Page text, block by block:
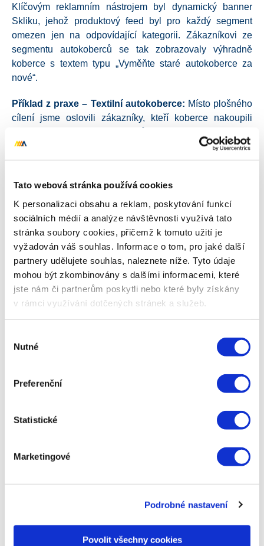
Tato webová stránka používá cookies
K personalizaci obsahu a reklam, poskytování funkcí
sociálních médií a analýze návštěvnosti využívá tato
stránka soubory cookies, přičemž k tomuto užití je
vyžadován váš souhlas. Informace o tom, pro jaké další
partnery udělujete souhlas, naleznete níže. Tyto údaje
mohou být zkombinovány s dalšími informacemi, které
jste nám či partnerům poskytli nebo které byly získány
v rámci využívání dotčených stránek a služeb.
souhlasu
Nutné
Preferenční
Statistické
Marketingové
Podrobné nastavení
Povolit všechny cookies
Klíčovým reklamním nástrojem byl dynamický banner
Skliku, jehož produktový feed byl pro každý segment
omezen jen na odpovídající kategorii. Zákazníkovi ze
segmentu autokoberců se tak zobrazovaly výhradně
koberce s textem typu „Vyměňte staré autokoberce za
nové“.
Příklad z praxe – Textilní autokoberce: Místo plošného
cílení jsme oslovili zákazníky, kteří koberce nakoupili
okně totiž materiál přirozeně dosluhuje a dává největší
smysl nabídnout obměnu. Do banneru s produktovým
staré autokoberce za nové“.
Příklad z praxe – Autokosmetika: Zde je cyklus
spotřeby podstatně kratší. Cílili jsme na zákazníky s
nákupem starýmpřesně 1 rok, přičemž jsme z publika
striktně vyloučili ty, kteří nakoupili v posledních 90 dnech.
Sdělení tomu odpovídalo: „Pravidelná péče se vyplatí“
nebo„Čas doplnit péči i svěžest“.
Maržové produkty pod kontrolou:
štítkování v Mergadu. To nám umožnilo přímo ve feedu